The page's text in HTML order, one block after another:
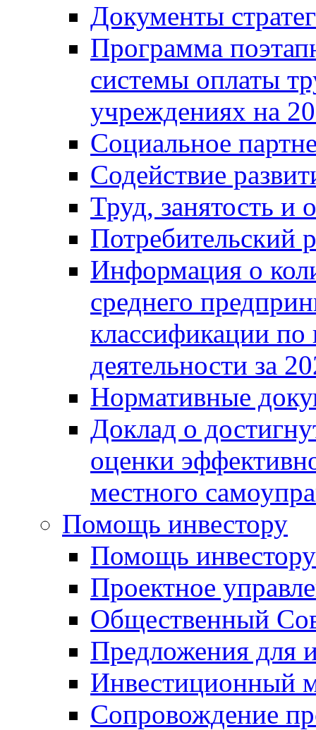
Документы
Программа
системы оплаты
учреждениях на
Социальное
Содействие
Труд, занятость и
Потребительский
Информация о
среднего
классификации
деятельности за
Нормативные
Доклад о
оценки
местного
Помощь инвестору
Помощь инвестору
Проектное
Общественный
Предложения для
Инвестиционный
Сопровождение